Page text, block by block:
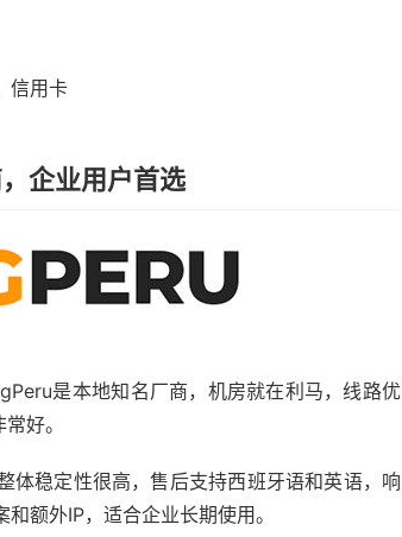
信用卡
企业用户首选
是本地知名厂商，机房就在利马，线路优
好。
体稳定性很高，售后支持西班牙语和英语，响
额外IP，适合企业长期使用。